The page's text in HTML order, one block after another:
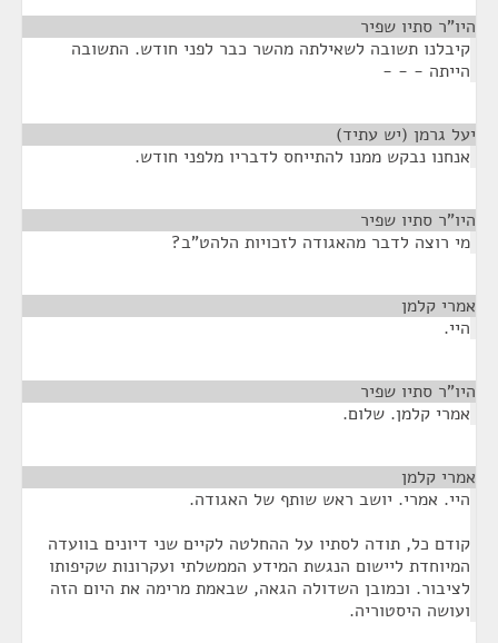
היו"ר סתיו שפיר
קיבלנו תשובה לשאילתה מהשר כבר לפני חודש. התשובה
הייתה - - -
יעל גרמן (יש עתיד)
אנחנו נבקש ממנו להתייחס לדבריו מלפני חודש.
היו"ר סתיו שפיר
מי רוצה לדבר מהאגודה לזכויות הלהט"ב?
אמרי קלמן
היי.
היו"ר סתיו שפיר
אמרי קלמן. שלום.
אמרי קלמן
היי. אמרי. יושב ראש שותף של האגודה.
קודם כל, תודה לסתיו על ההחלטה לקיים שני דיונים בוועדה
המיוחדת ליישום הנגשת המידע הממשלתי ועקרונות שקיפותו
לציבור. וכמובן השדולה הגאה, שבאמת מרימה את היום הזה
ועושה היסטוריה.